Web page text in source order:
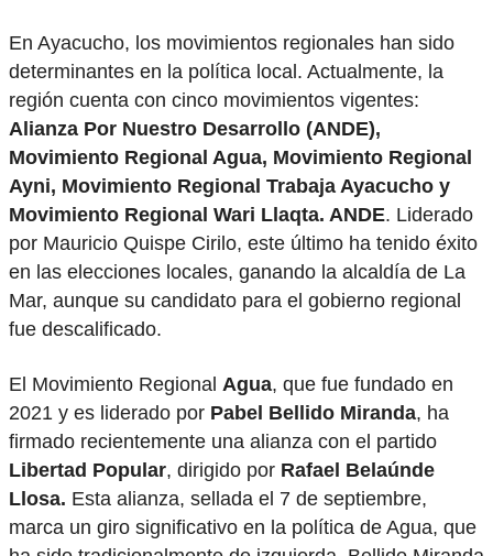
En Ayacucho, los movimientos regionales han sido
determinantes en la política local. Actualmente, la
región cuenta con cinco movimientos vigentes:
Alianza Por Nuestro Desarrollo (ANDE),
Movimiento Regional Agua, Movimiento Regional
Ayni, Movimiento Regional Trabaja Ayacucho y
Movimiento Regional Wari Llaqta. ANDE. Liderado
por Mauricio Quispe Cirilo, este último ha tenido éxito
en las elecciones locales, ganando la alcaldía de La
Mar, aunque su candidato para el gobierno regional
fue descalificado.
El Movimiento Regional Agua, que fue fundado en
2021 y es liderado por Pabel Bellido Miranda, ha
firmado recientemente una alianza con el partido
Libertad Popular, dirigido por Rafael Belaúnde
Llosa. Esta alianza, sellada el 7 de septiembre,
marca un giro significativo en la política de Agua, que